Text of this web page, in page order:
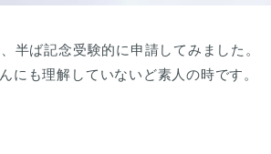
半ば記念受験的に申請してみました。
にも理解していないど素人の時です。